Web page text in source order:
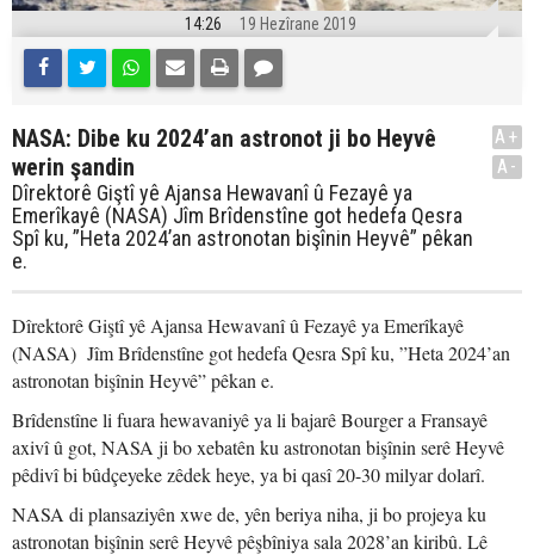
14:26 19 Hezîrane 2019
NASA: Dibe ku 2024’an astronot ji bo Heyvê
werin şandin
Dîrektorê Giştî yê Ajansa Hewavanî û Fezayê ya
Emerîkayê (NASA) Jîm Brîdenstîne got hedefa Qesra
Spî ku, ”Heta 2024’an astronotan bişînin Heyvê” pêkan
e.
A+
A-
Dîrektorê Giştî yê Ajansa Hewavanî û Fezayê ya Emerîkayê
(NASA) Jîm Brîdenstîne got hedefa Qesra Spî ku, ”Heta 2024’an
astronotan bişînin Heyvê” pêkan e.
Brîdenstîne li fuara hewavaniyê ya li bajarê Bourger a Fransayê
axivî û got, NASA ji bo xebatên ku astronotan bişînin serê Heyvê
pêdivî bi bûdçeyeke zêdek heye, ya bi qasî 20-30 milyar dolarî.
NASA di plansaziyên xwe de, yên beriya niha, ji bo projeya ku
astronotan bişînin serê Heyvê pêşbîniya sala 2028’an kiribû. Lê